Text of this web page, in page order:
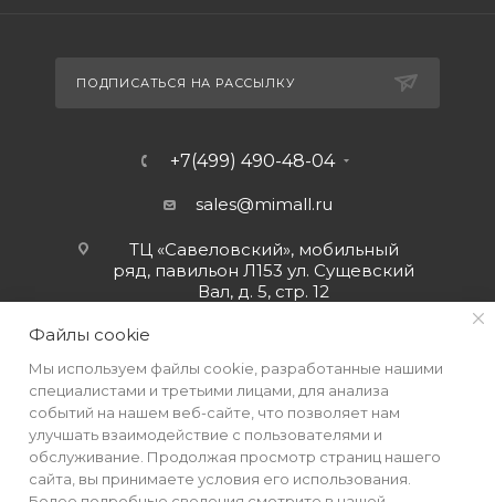
ПОДПИСАТЬСЯ НА РАССЫЛКУ
+7(499) 490-48-04
sales@mimall.ru
ТЦ «Савеловский», мобильный
ряд, павильон Л153 ул. Сущевский
Вал, д. 5, стр. 12
Файлы cookie
Мы используем файлы cookie, разработанные нашими
специалистами и третьими лицами, для анализа
событий на нашем веб-сайте, что позволяет нам
улучшать взаимодействие с пользователями и
обслуживание. Продолжая просмотр страниц нашего
сайта, вы принимаете условия его использования.